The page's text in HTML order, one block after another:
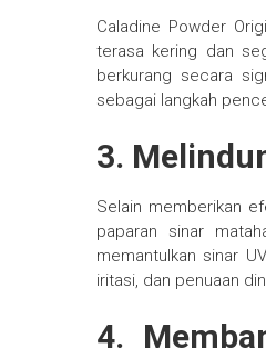
Caladine Powder
terasa kering dan
berkurang secara
sebagai langkah
3.
Selain memberikan
paparan sinar
memantulkan sinar
iritasi, dan penuaan
4.